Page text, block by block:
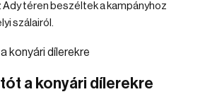
Ady téren beszéltek a kampányhoz
szálairól.
a konyári dílerekre